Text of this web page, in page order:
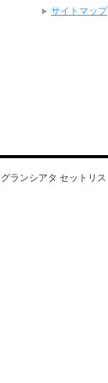
ランシアタ セットリス
サイトマップ